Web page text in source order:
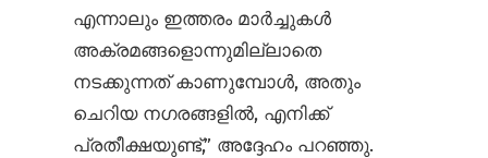
എന്നാലും ഇത്തരം മാർച്ചുകൾ
അക്രമങ്ങളൊന്നുമില്ലാതെ
നടക്കുന്നത് കാണുമ്പോൾ, അതും
ചെറിയ നഗരങ്ങളിൽ, എനിക്ക്
പ്രതീക്ഷയുണ്ട്,” അദ്ദേഹം പറഞ്ഞു.